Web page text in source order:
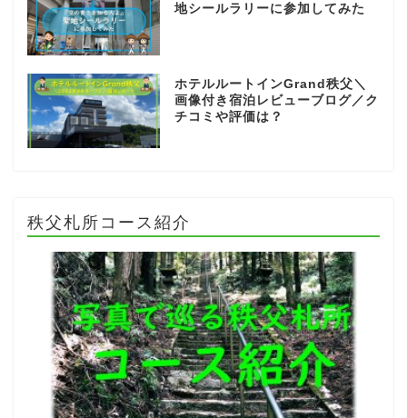
地シールラリーに参加してみた
ホテルルートインGrand秩父＼
画像付き宿泊レビューブログ／ク
チコミや評価は？
秩父札所コース紹介